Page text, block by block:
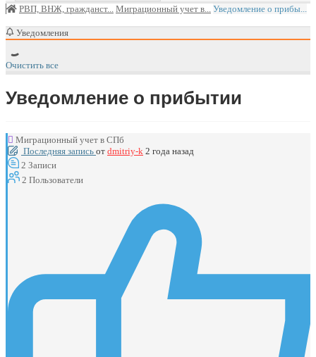
РВП, ВНЖ, гражданст... Миграционный учет в... Уведомление о прибы...
Уведомления
Очистить все
Уведомление о прибытии
Миграционный учет в СПб
Последняя запись от dmitriy-k 2 года назад
2 Записи
2 Пользователи